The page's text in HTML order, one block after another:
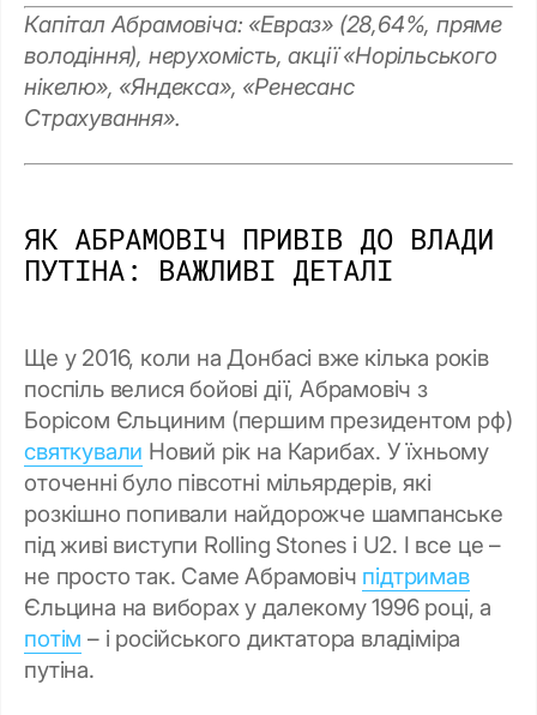
Капітал Абрамовіча: «Евраз» (28,64%, пряме
володіння), нерухомість, акції «Норільського
нікелю», «Яндекса», «Ренесанс
Страхування».
ЯК АБРАМОВІЧ ПРИВІВ ДО ВЛАДИ
ПУТІНА: ВАЖЛИВІ ДЕТАЛІ
Ще у 2016, коли на Донбасі вже кілька років
поспіль велися бойові дії, Абрамовіч з
Борісом Єльциним (першим президентом рф)
святкували Новий рік на Карибах. У їхньому
оточенні було півсотні мільярдерів, які
розкішно попивали найдорожче шампанське
під живі виступи Rolling Stones і U2. І все це –
не просто так. Саме Абрамовіч підтримав
Єльцина на виборах у далекому 1996 році, а
потім – і російського диктатора владіміра
путіна.